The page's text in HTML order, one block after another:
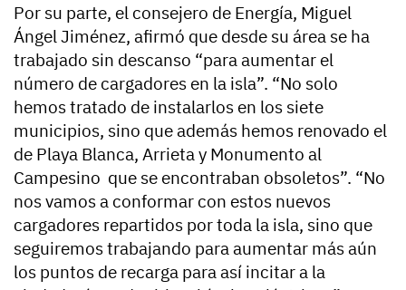
Por su parte, el consejero de Energía, Miguel
Ángel Jiménez, afirmó que desde su área se ha
trabajado sin descanso “para aumentar el
número de cargadores en la isla”. “No solo
hemos tratado de instalarlos en los siete
municipios, sino que además hemos renovado el
de Playa Blanca, Arrieta y Monumento al
Campesino que se encontraban obsoletos”. “No
nos vamos a conformar con estos nuevos
cargadores repartidos por toda la isla, sino que
seguiremos trabajando para aumentar más aún
los puntos de recarga para así incitar a la